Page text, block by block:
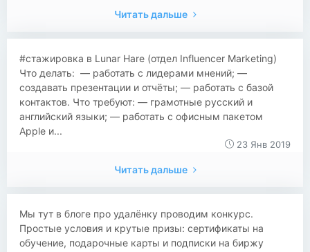
Читать дальше
#стажировка в Lunar Hare (отдел Influencer Marketing)
Что делать: — работать с лидерами мнений; —
создавать презентации и отчёты; — работать с базой
контактов. Что требуют: — грамотные русский и
английский языки; — работать с офисным пакетом
Apple и...
23 Янв 2019
Читать дальше
Мы тут в блоге про удалёнку проводим конкурс.
Простые условия и крутые призы: сертификаты на
обучение, подарочные карты и подписки на биржу